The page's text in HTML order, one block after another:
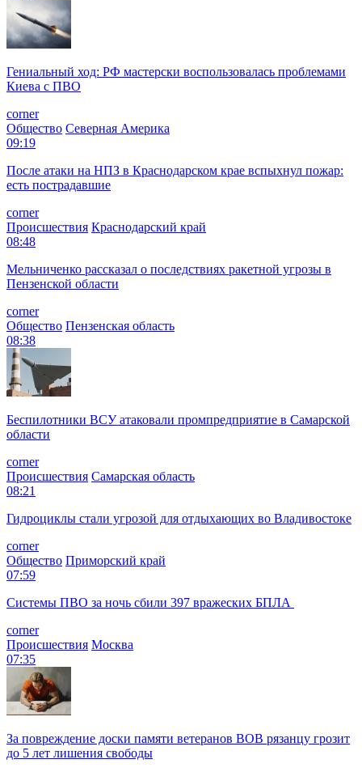
Гениальный ход: РФ мастерски воспользовалась проблемами
Киева с ПВО
corner
Общество Северная Америка
09:19
После атаки на НПЗ в Краснодарском крае вспыхнул пожар:
есть пострадавшие
corner
Происшествия Краснодарский край
08:48
Мельниченко рассказал о последствиях ракетной угрозы в
Пензенской области
corner
Общество Пензенская область
08:38
Беспилотники ВСУ атаковали промпредприятие в Самарской
области
corner
Происшествия Самарская область
08:21
Гидроциклы стали угрозой для отдыхающих во Владивостоке
corner
Общество Приморский край
07:59
Системы ПВО за ночь сбили 397 вражеских БПЛА
corner
Происшествия Москва
07:35
За повреждение доски памяти ветеранов ВОВ рязанцу грозит
до 5 лет лишения свободы